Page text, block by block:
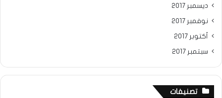
ديسمبر 2017
نوفمبر 2017
أكتوبر 2017
سبتمبر 2017
تصنيفات